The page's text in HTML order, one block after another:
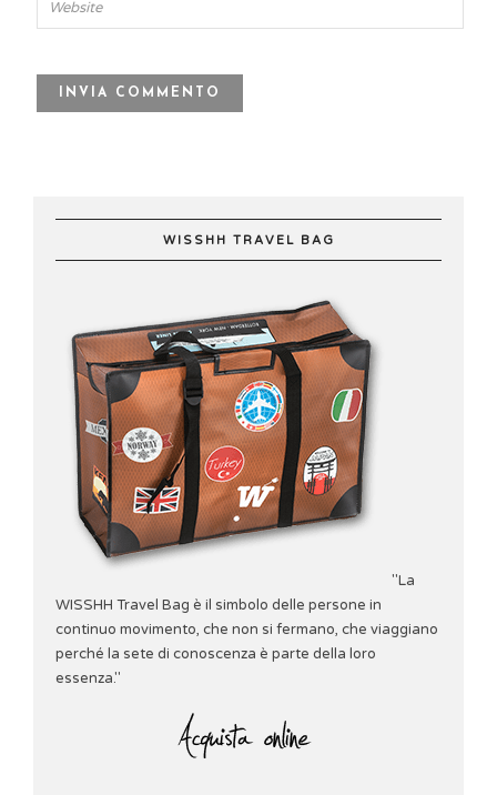
WISSHH TRAVEL BAG
"La
WISSHH Travel Bag è il simbolo delle persone in
continuo movimento, che non si fermano, che viaggiano
perché la sete di conoscenza è parte della loro
essenza."